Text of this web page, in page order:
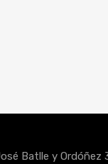
Batlle y Ordóñez